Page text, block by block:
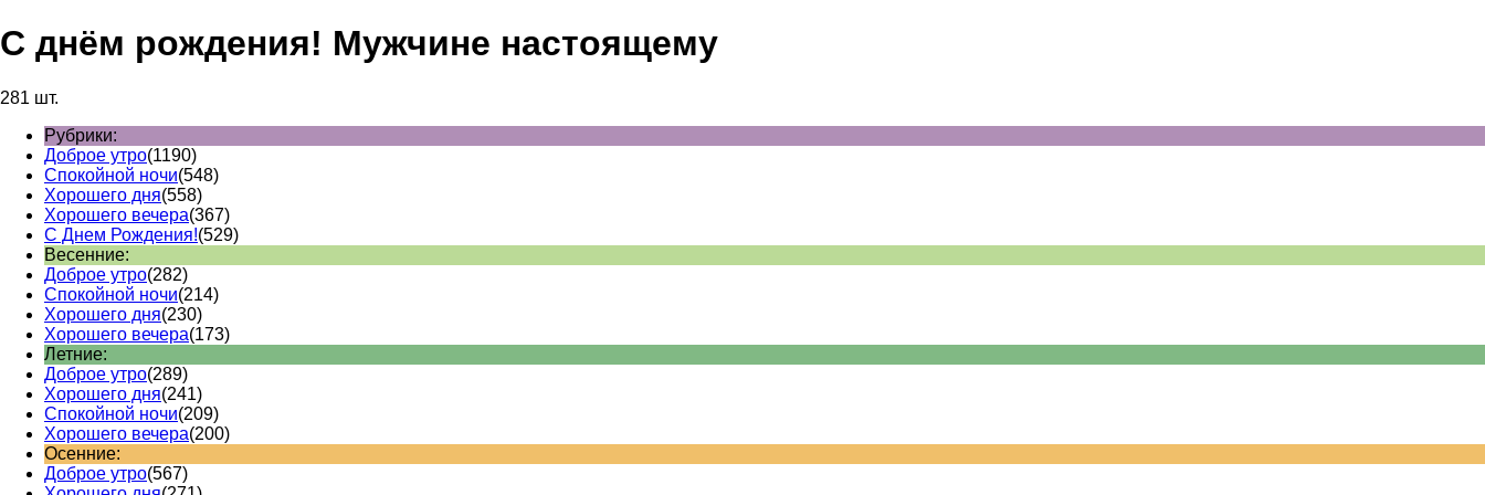
С днём рождения! Мужчине настоящему
281 шт.
Рубрики:
Доброе утро(1190)
Спокойной ночи(548)
Хорошего дня(558)
Хорошего вечера(367)
С Днем Рождения!(529)
Весенние:
Доброе утро(282)
Спокойной ночи(214)
Хорошего дня(230)
Хорошего вечера(173)
Летние:
Доброе утро(289)
Хорошего дня(241)
Спокойной ночи(209)
Хорошего вечера(200)
Осенние:
Доброе утро(567)